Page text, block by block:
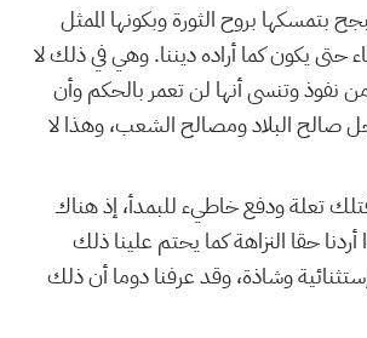
بتمسكها بروح الثورة وبكونها الممثل
حتى يكون كما أراده ديننا. وهي في ذلك لا
نفوذ وتنسى أنها لن تعمر بالحكم وأن
صالح البلاد ومصالح الشعب، وهذا لا
تعلة ودفع خاطيء للبمدأ، إذ هناك
حقا النزاهة كما يحتم علينا ذلك
وشاذة، وقد عرفنا دوما أن ذلك